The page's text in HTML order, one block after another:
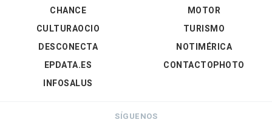
CHANCE
CULTURAOCIO
DESCONECTA
EPDATA.ES
INFOSALUS
MOTOR
TURISMO
NOTIMÉRICA
CONTACTOPHOTO
SÍGUENOS